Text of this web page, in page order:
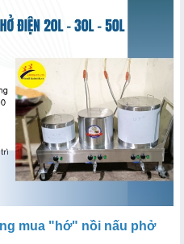
mua "hớ" nồi nấu phở